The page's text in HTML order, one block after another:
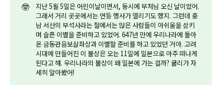
🤓
지난 5월 5일은 어린이날이면서, 동시에 부처님 오신 날이었어.
그래서 거리 곳곳에서는 연등 행사가 열리기도 했지. 그런데 충
남 서산의 부석사라는 절에서는 많은 사람들이 아쉬움을 삼키
며 슬픈 이별을 준비하고 있었어. 647년 만에 우리나라에 돌아
온 금동관음보살좌상과 이별할 준비를 하고 있었던 거야. 고려
시대에 만들어진 이 불상은 오는 11일에 일본으로 아주 떠나게
된다고 해. 우리나라의 불상이 왜 일본에 가는 걸까? 쿨리가 자
세히 알아봤어!